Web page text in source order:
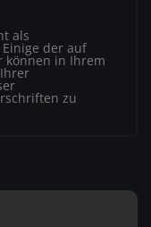
als
der auf
können in Ihrem
zu